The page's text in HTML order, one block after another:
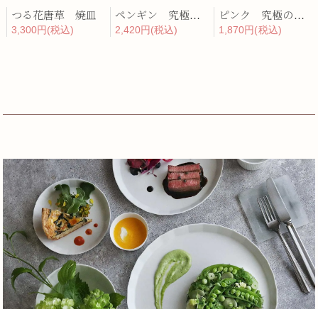
つる花唐草 焼皿
3,300円(税込)
ペンギン 究極のレンゲ
2,420円(税込)
ピンク 究極のレンゲ
1,870円(税込)